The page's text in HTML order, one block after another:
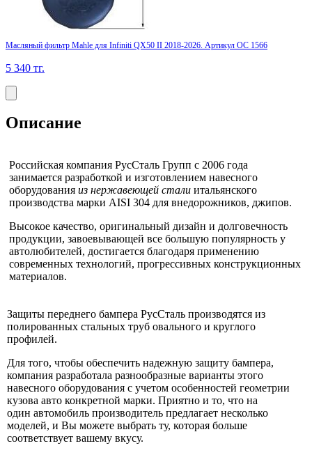
Масляный фильтр Mahle для Infiniti QX50 II 2018-2026. Артикул OC 1566
5 340 тг.
Описание
Российская компания РусСталь Групп с 2006 года
занимается разработкой и изготовлением навесного
оборудования из нержавеющей стали итальянского
производства марки AISI 304 для внедорожников, джипов.
Высокое качество, оригинальный дизайн и долговечность
продукции, завоевывающей все большую популярность у
автолюбителей, достигается благодаря применению
современных технологий, прогрессивных конструкционных
материалов.
Защиты переднего бампера РусСталь производятся из
полированных стальных труб овального и круглого
профилей.
Для того, чтобы обеспечить надежную защиту бампера,
компания разработала разнообразные варианты этого
навесного оборудования с учетом особенностей геометрии
кузова авто конкретной марки. Приятно и то, что на
один автомобиль производитель предлагает несколько
моделей, и Вы можете выбрать ту, которая больше
соответствует вашему вкусу.